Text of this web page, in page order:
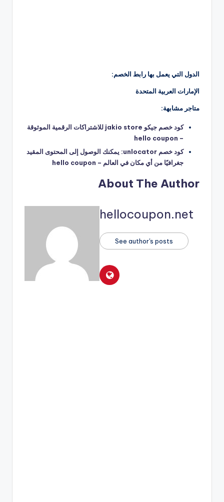
الدول التي يعمل بها رابط الخصم:
الإمارات العربية المتحدة
متاجر مشابهة:
كود خصم جيكو jakio store للاشتراكات الرقمية الموثوقة
– hello coupon
كود خصم unlocator: يمكنك الوصول إلى المحتوى المقيد
جغرافيًا من أي مكان في العالم – hello coupon
About The Author
hellocoupon.net
See author's posts